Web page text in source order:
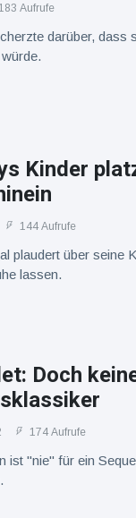
183 Aufrufe
darüber, dass
Kinder
144 Aufrufe
plaudert über seine
lassen.
Doch
174 Aufrufe
ist "nie" für ein